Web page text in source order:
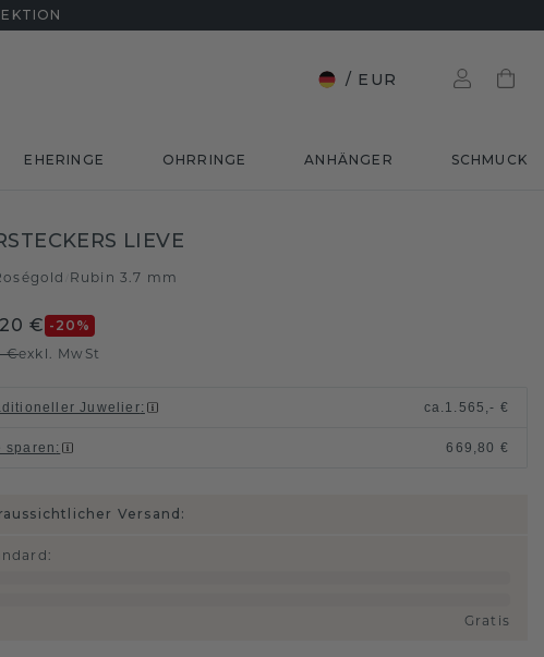
/ EUR
EHERINGE OHRRINGE ANHÄNGER SCHMUCK
LIEVE
Rubin 3.7 mm
€ -20 %
€exkl. MwSt
Juwelier: ca. 1.565,- €
sparen : 669,80 €
Versand:
:
Gratis